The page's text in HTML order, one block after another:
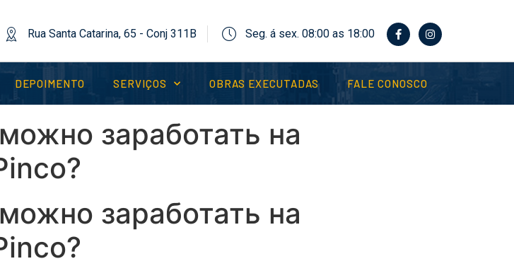
Rua Santa Catarina, 65 - Conj 311B Seg. á sex. 08:00 as 18:00
DEPOIMENTO SERVIÇOS OBRAS EXECUTADAS FALE CONOSCO
заработать на
заработать на